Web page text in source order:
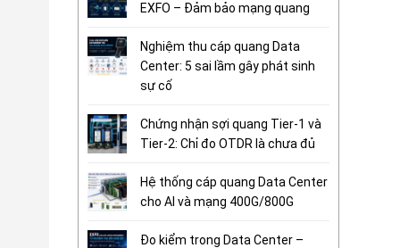
EXFO – Đảm bảo mạng quang
Nghiệm thu cáp quang Data
Center: 5 sai lầm gây phát sinh
sự cố
Chứng nhận sợi quang Tier-1 và
Tier-2: Chỉ đo OTDR là chưa đủ
Hệ thống cáp quang Data Center
cho AI và mạng 400G/800G
Đo kiểm trong Data Center –